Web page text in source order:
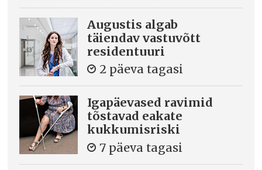
Augustis algab
täiendav vastuvõtt
residentuuri
2 päeva tagasi
Igapäevased ravimid
tõstavad eakate
kukkumisriski
7 päeva tagasi